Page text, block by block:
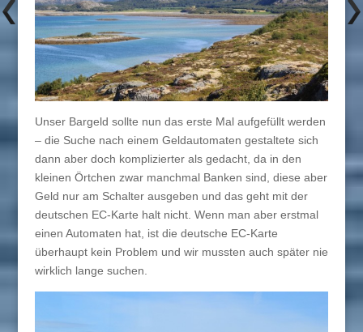
Unser Bargeld sollte nun das erste Mal aufgefüllt werden
– die Suche nach einem Geldautomaten gestaltete sich
dann aber doch komplizierter als gedacht, da in den
kleinen Örtchen zwar manchmal Banken sind, diese aber
Geld nur am Schalter ausgeben und das geht mit der
deutschen EC-Karte halt nicht. Wenn man aber erstmal
einen Automaten hat, ist die deutsche EC-Karte
überhaupt kein Problem und wir mussten auch später nie
wirklich lange suchen.